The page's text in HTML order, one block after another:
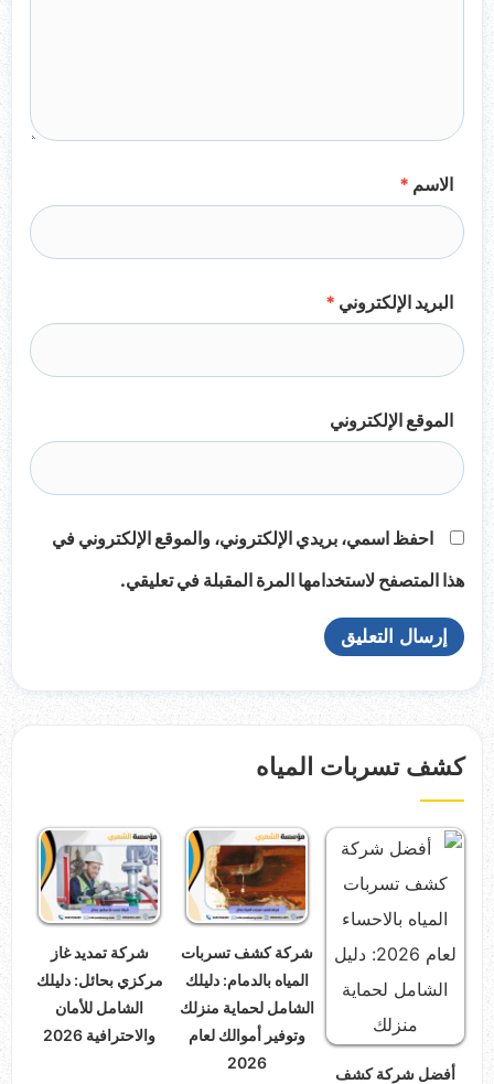
الاسم *
البريد الإلكتروني *
الموقع الإلكتروني
احفظ اسمي، بريدي الإلكتروني، والموقع الإلكتروني في
هذا المتصفح لاستخدامها المرة المقبلة في تعليقي.
كشف تسربات المياه
أفضل شركة كشف
شركة كشف تسربات
المياه بالدمام: دليلك
الشامل لحماية منزلك
وتوفير أموالك لعام
2026
شركة تمديد غاز
مركزي بحائل: دليلك
الشامل للأمان
والاحترافية 2026